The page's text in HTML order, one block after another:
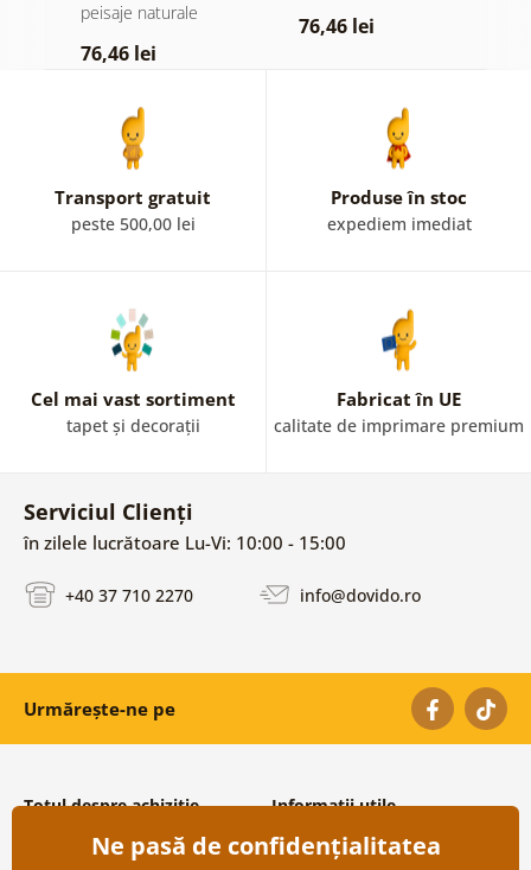
peisaje naturale
76,46 lei
76,46 lei
Transport gratuit
peste 500,00 lei
Produse în stoc
expediem imediat
Cel mai vast sortiment
tapet și decorații
Fabricat în UE
calitate de imprimare premium
Serviciul Clienți
în zilele lucrătoare Lu-Vi: 10:00 - 15:00
+40 37 710 2270 info@dovido.ro
Urmărește-ne pe
Totul despre achiziție
Condiții și termeni generali
Informații utile
Despre noi
Ne pasă de confidențialitatea